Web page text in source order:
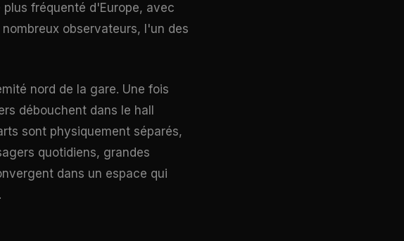
fréquenté d'Europe, avec
observateurs, l'un des
nord de la gare. Une fois
débouchent dans le hall
sont physiquement séparés,
quotidiens, grandes
dans un espace qui